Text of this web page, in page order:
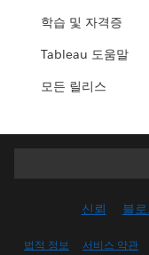
학습 및 자격증
Tableau 도움말
모든 릴리스
신뢰 블
법적 정보 서비스 약관